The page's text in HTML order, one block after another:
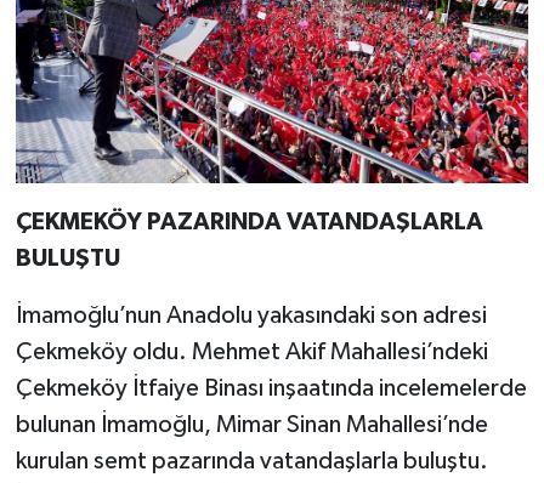
ÇEKMEKÖY PAZARINDA VATANDAŞLARLA
BULUŞTU
İmamoğlu’nun Anadolu yakasındaki son adresi
Çekmeköy oldu. Mehmet Akif Mahallesi’ndeki
Çekmeköy İtfaiye Binası inşaatında incelemelerde
bulunan İmamoğlu, Mimar Sinan Mahallesi’nde
kurulan semt pazarında vatandaşlarla buluştu.